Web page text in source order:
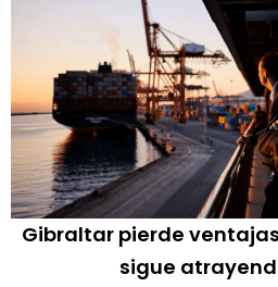
Gibraltar pierde
sigue